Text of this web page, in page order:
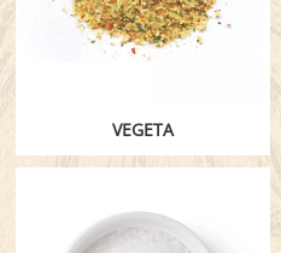
VEGETA